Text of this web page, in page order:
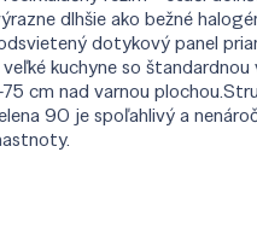
dlhšie ako bežné
dotykový panel
kuchyne so
cm nad varnou
90 je spoľahlivý a